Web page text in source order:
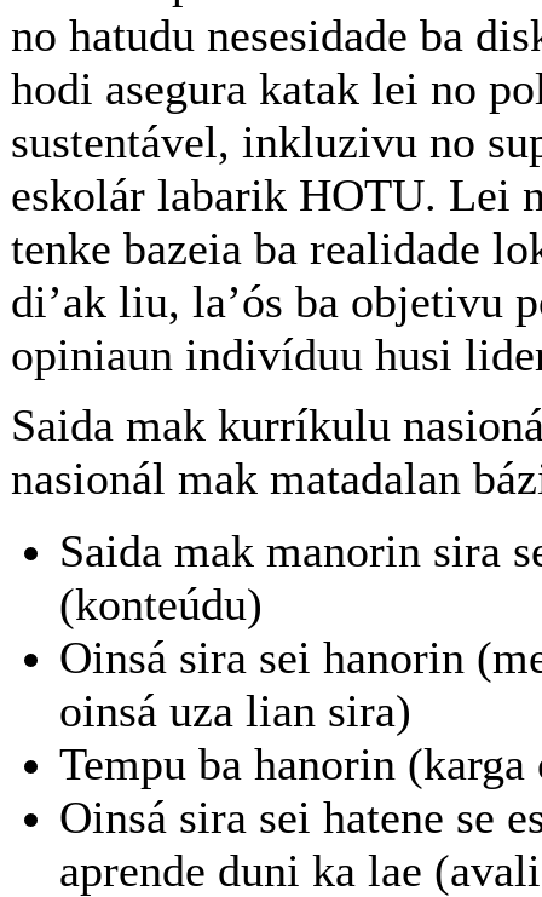
no hatudu nesesidade ba
hodi asegura katak lei no
sustentável, inkluzivu no
eskolár labarik HOTU. Lei
tenke bazeia ba realidade
di’ak liu, la’ós ba objetivu
opiniaun indivíduu husi
Saida mak kurríkulu
nasionál mak matadalan
Saida mak manorin sira
(konteúdu)
Oinsá sira sei hanorin
oinsá uza lian sira)
Tempu ba hanorin
Oinsá sira sei hatene se
aprende duni ka lae